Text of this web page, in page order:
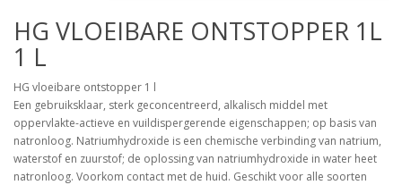
HG VLOEIBARE ONTSTOPPER 1L
1 L
HG vloeibare ontstopper 1 l
Een gebruiksklaar, sterk geconcentreerd, alkalisch middel met
oppervlakte-actieve en vuildispergerende eigenschappen; op basis van
natronloog. Natriumhydroxide is een chemische verbinding van natrium,
waterstof en zuurstof; de oplossing van natriumhydroxide in water heet
natronloog. Voorkom contact met de huid. Geschikt voor alle soorten